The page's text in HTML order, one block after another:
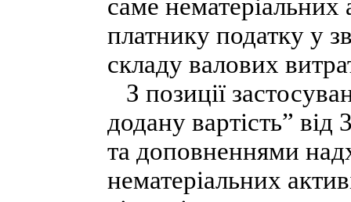
саме нематеріальних
платнику податку у
складу валових
З позиції
додану вартість”
та доповненнями
нематеріальних